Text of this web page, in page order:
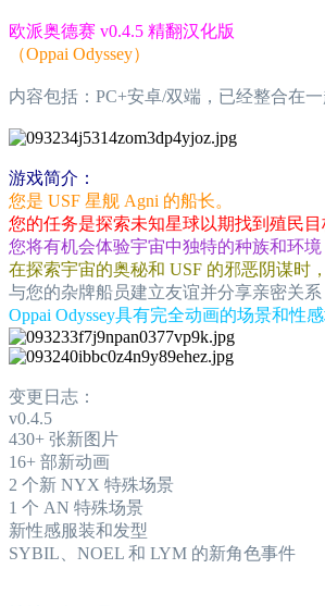
欧派奥德赛 v0.4.5 精翻汉化版
（Oppai Odyssey）
内容包括：PC+安卓/双端，已经整合在一
游戏简介：
您是 USF 星舰 Agni 的船长。
您的任务是探索未知星球以期找到殖民目
您将有机会体验宇宙中独特的种族和环境
在探索宇宙的奥秘和 USF 的邪恶阴谋时，
与您的杂牌船员建立友谊并分享亲密关系
Oppai Odyssey具有完全动画的场景和性感
变更日志：
v0.4.5
430+ 张新图片
16+ 部新动画
2 个新 NYX 特殊场景
1 个 AN 特殊场景
新性感服装和发型
SYBIL、NOEL 和 LYM 的新角色事件